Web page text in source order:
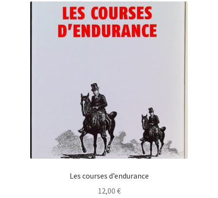
Les courses d’endurance
12,00 €